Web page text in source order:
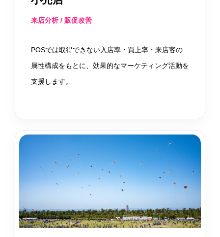
来店分析 / 販促改善
POSでは取得できない入店率・買上率・来店客の
属性構成をもとに、効果的なマーケティング活動を
支援します。